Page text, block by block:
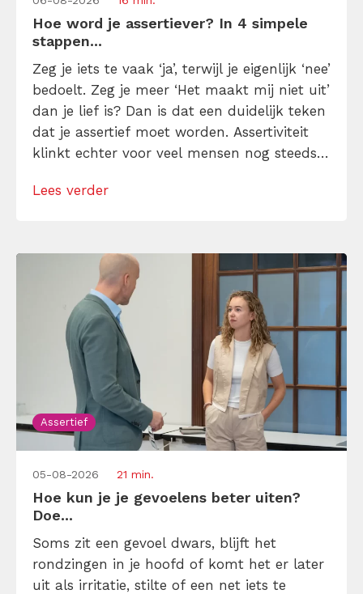
Hoe word je assertiever? In 4 simpele
stappen...
Zeg je iets te vaak ‘ja’, terwijl je eigenlijk ‘nee’
bedoelt. Zeg je meer ‘Het maakt mij niet uit’
dan je lief is? Dan is dat een duidelijk teken
dat je assertief moet worden. Assertiviteit
klinkt echter voor veel mensen nog steeds
maar dat is niet zo. Assertiviteit draait juist
Lees verder
Assertief
05-08-2026 21 min.
Hoe kun je je gevoelens beter uiten?
Doe...
Soms zit een gevoel dwars, blijft het
rondzingen in je hoofd of komt het er later
uit als irritatie, stilte of een net iets te